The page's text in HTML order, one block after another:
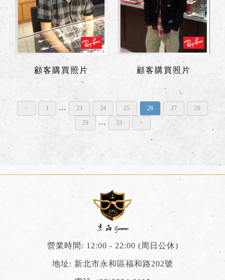
顧客購買照片 顧客購買照片
< 1 ... 23 24 25 26 27 28
29 ... 33 >
營業時間: 12:00 - 22:00 (周日公休)
地址: 新北市永和區福和路202號